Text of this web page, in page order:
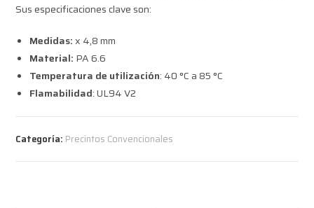
Sus especificaciones clave son:
Medidas:x 4,8 mm
Material: PA 6.6
Temperatura de utilización: 40 °C a 85 °C
Flamabilidad: UL94 V2
Categoría: Precintos Convencionales